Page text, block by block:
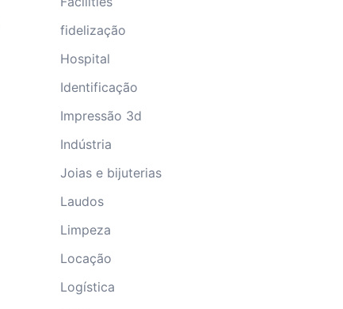
fidelização
Hospital
Identificação
Impressão 3d
Indústria
Joias e bijuterias
Laudos
Limpeza
Locação
Logística